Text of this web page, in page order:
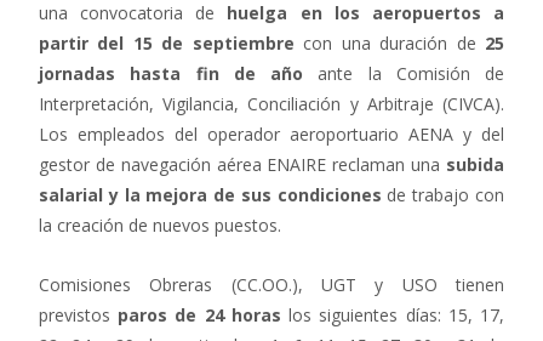
una convocatoria de huelga en los aeropuertos a
partir del 15 de septiembre con una duración de 25
jornadas hasta fin de año ante la Comisión de
Interpretación, Vigilancia, Conciliación y Arbitraje (CIVCA).
Los empleados del operador aeroportuario AENA y del
gestor de navegación aérea ENAIRE reclaman una subida
salarial y la mejora de sus condiciones de trabajo con
la creación de nuevos puestos.
Comisiones Obreras (CC.OO.), UGT y USO tienen
previstos paros de 24 horas los siguientes días: 15, 17,